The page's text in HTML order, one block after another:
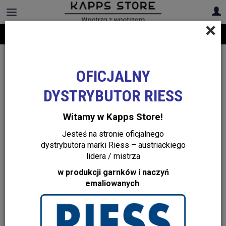
+48 22 299 19 84
×
OFICJALNY
DYSTRYBUTOR RIESS
Witamy w Kapps Store!
Jesteś na stronie oficjalnego
dystrybutora marki Riess – austriackiego
lidera / mistrza
w produkcji garnków i naczyń
emaliowanych.